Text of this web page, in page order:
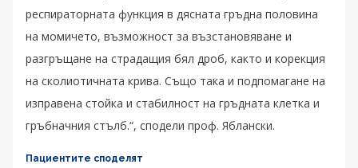
респираторната функция в дясната гръдна половина
на момичето, възможност за възстановяване и
разгръщане на страдащия бял дроб, както и корекция
на сколиотичната крива. Също така и подпомагане на
изправена стойка и стабилност на гръдната клетка и
гръбначния стълб.“, сподели проф. Яблански.
Пациентите споделят